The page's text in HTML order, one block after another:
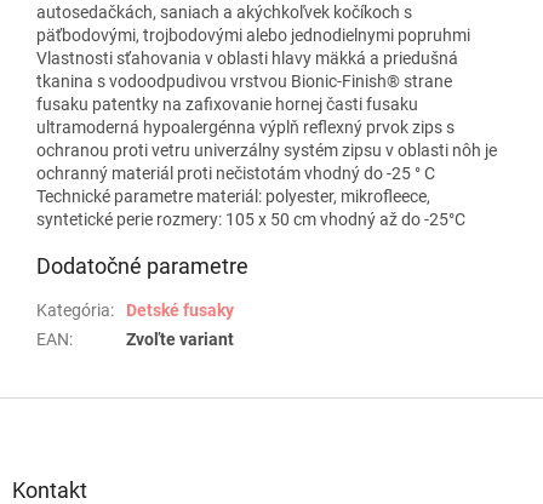
autosedačkách, saniach a akýchkoľvek kočíkoch s
päťbodovými, trojbodovými alebo jednodielnymi popruhmi
Vlastnosti sťahovania v oblasti hlavy mäkká a priedušná
tkanina s vodoodpudivou vrstvou Bionic-Finish® strane
fusaku patentky na zafixovanie hornej časti fusaku
ultramoderná hypoalergénna výplň reflexný prvok zips s
ochranou proti vetru univerzálny systém zipsu v oblasti nôh je
ochranný materiál proti nečistotám vhodný do -25 ° C
Technické parametre materiál: polyester, mikrofleece,
syntetické perie rozmery: 105 x 50 cm vhodný až do -25°C
Dodatočné parametre
Kategória:
Detské fusaky
EAN: Zvoľte variant
Kontakt